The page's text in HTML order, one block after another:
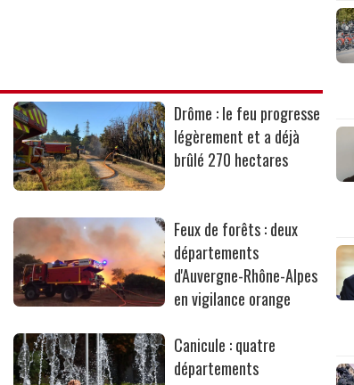
Drôme : le feu progresse
légèrement et a déjà
brûlé 270 hectares
Feux de forêts : deux
départements
d'Auvergne-Rhône-Alpes
en vigilance orange
Canicule : quatre
départements